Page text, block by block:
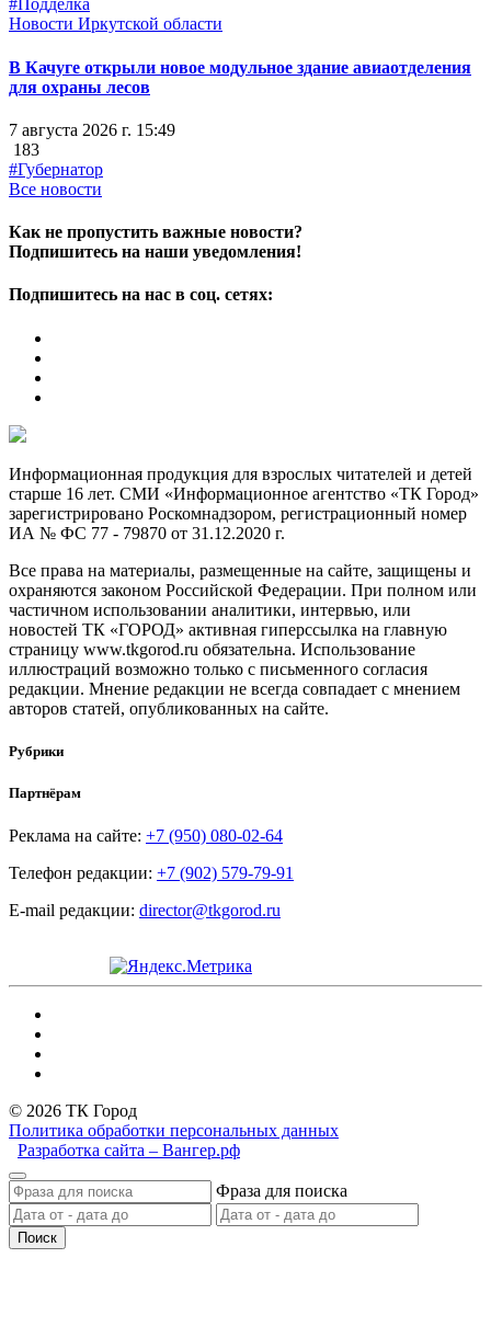
#Подделка
Новости Иркутской области
В Качуге открыли новое модульное здание авиаотделения
для охраны лесов
7 августа 2026 г. 15:49
183
#Губернатор
Все новости
Как не пропустить важные новости?
Подпишитесь на наши уведомления!
Подпишитесь на нас в соц. сетях:
Информационная продукция для взрослых читателей и детей
старше 16 лет. СМИ «Информационное агентство «ТК Город»
зарегистрировано Роскомнадзором, регистрационный номер
ИА № ФС 77 - 79870 от 31.12.2020 г.
Все права на материалы, размещенные на сайте, защищены и
охраняются законом Российской Федерации. При полном или
частичном использовании аналитики, интервью, или
новостей ТК «ГОРОД» активная гиперссылка на главную
страницу www.tkgorod.ru обязательна. Использование
иллюстраций возможно только с письменного согласия
редакции. Мнение редакции не всегда совпадает с мнением
авторов статей, опубликованных на сайте.
Рубрики
Партнёрам
Реклама на сайте: +7 (950) 080-02-64
Телефон редакции: +7 (902) 579-79-91
E-mail редакции: director@tkgorod.ru
© 2026 ТК Город
Политика обработки персональных данных
Разработка сайта – Вангер.рф
Фраза для поиска
Поиск